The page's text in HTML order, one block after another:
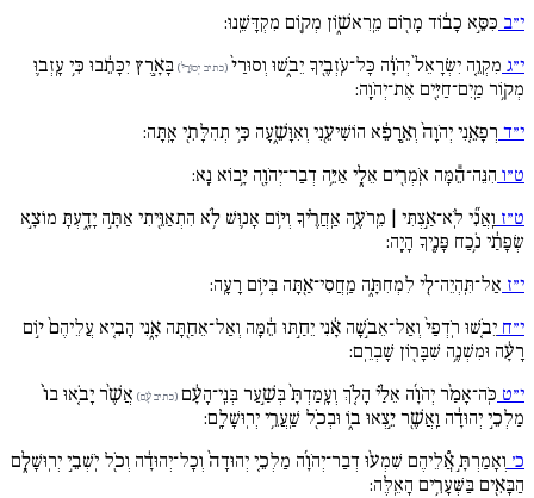
י״ב כִּסֵּ֣א כָב֔וֹד מָר֖וֹם מֵֽרִאשׁ֑וֹן מְק֖וֹם מִקְדָּשֵֽׁנוּ:
י״ג מִקְוֵ֚ה יִשְׂרָאֵל֙ יְהֹוָ֔ה כָּל־עֹֽזְבֶ֖יךָ יֵבֹ֑שׁוּ וְסוּרַי֙ (כתיב יְסוּרַי֙) בָּאָ֣רֶץ יִכָּתֵ֔בוּ כִּ֥י עָֽזְב֛וּ
מְק֥וֹר מַֽיִם־חַיִּ֖ים אֶת־יְהֹוָֽה:
י״ד רְפָאֵ֚נִי יְהֹוָה֙ וְאֵ֣רָפֵ֔א הוֹשִׁיעֵ֖נִי וְאִוָּשֵׁ֑עָה כִּ֥י תְהִלָּתִ֖י אָֽתָּה:
ט״ו הִנֵּה־הֵ֕מָּה אֹֽמְרִ֖ים אֵלָ֑י אַיֵּ֥ה דְבַר־יְהֹוָ֖ה יָ֥בוֹא נָֽא:
ט״ז וַֽאֲנִ֞י לֹֽא־אַ֣צְתִּי | מֵֽרֹעֶ֣ה אַֽחֲרֶ֗יךָ וְי֥וֹם אָנ֛וּשׁ לֹ֥א הִתְאַוֵּ֖יתִי אַתָּ֣ה יָדָ֑עְתָּ מוֹצָ֣א
שְׂפָתַ֔י נֹ֥כַח פָּנֶ֖יךָ הָיָֽה:
י״ז אַל־תִּֽהְיֵה־לִ֖י לִמְחִתָּ֑ה מַֽחֲסִי־אַ֖תָּה בְּי֥וֹם רָעָֽה:
י״ח יֵבֹ֚שׁוּ רֹֽדְפַי֙ וְאַל־אֵבֹ֣שָׁה אָ֔נִי יֵחַ֣תּוּ הֵ֔מָּה וְאַל־אֵחַ֖תָּה אָ֑נִי הָבִ֚יא עֲלֵיהֶם֙ י֣וֹם
רָעָ֔ה וּמִשְׁנֶ֥ה שִׁבָּר֖וֹן שָׁבְרֵֽם:
י״ט כֹּֽה־אָמַ֨ר יְהֹוָ֜ה אֵלַ֗י הָלֹ֚ךְ וְעָֽמַדְתָּ֙ בְּשַׁ֣עַר בְּנֵֽי־הָעָ֔ם (כתיב עָ֔ם) אֲשֶׁ֨ר יָבֹ֚אוּ בוֹ֙
מַלְכֵ֣י יְהוּדָ֔ה וַֽאֲשֶׁ֖ר יֵ֣צְאוּ ב֑וֹ וּבְכֹ֖ל שַֽׁעֲרֵ֥י יְרֽוּשָׁלִָֽם:
כ׳ וְאָמַרְתָּ֣ אֲ֠לֵיהֶם שִׁמְע֨וּ דְבַר־יְהֹוָ֜ה מַלְכֵ֚י יְהוּדָה֙ וְכָל־יְהוּדָ֔ה וְכֹ֖ל יֹֽשְׁבֵ֣י יְרֽוּשָׁלִָ֑ם
הַבָּאִ֖ים בַּשְּׁעָרִ֥ים הָאֵֽלֶּה: